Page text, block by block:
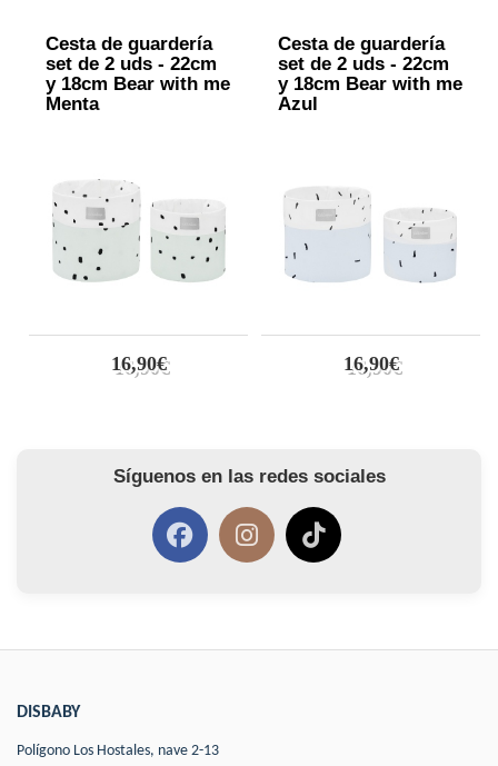
Cesta de guardería
set de 2 uds - 22cm
y 18cm Bear with me
Menta
16,90€
Cesta de guardería
set de 2 uds - 22cm
y 18cm Bear with me
Azul
16,90€
Síguenos en las redes sociales
DISBABY
Polígono Los Hostales, nave 2-13